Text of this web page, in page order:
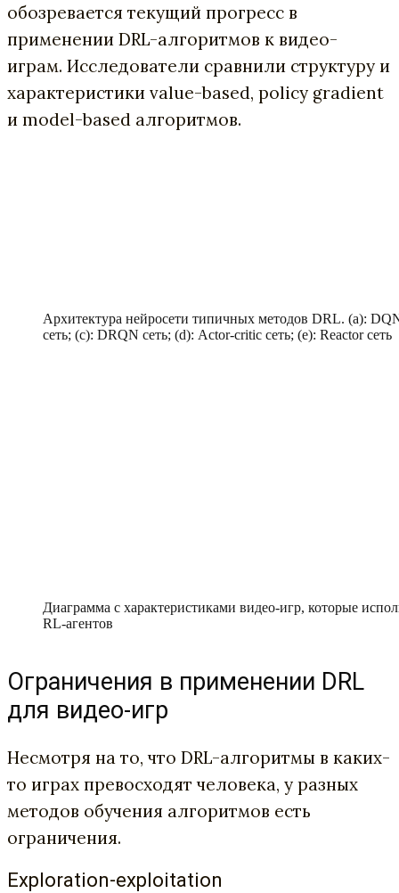
обозревается текущий прогресс в
применении DRL-алгоритмов к видео-
играм. Исследователи сравнили структуру и
характеристики value-based, policy gradient
и model-based алгоритмов.
Архитектура нейросети типичных методов DRL. (a):
сеть; (c): DRQN сеть; (d): Actor-critic сеть; (e): Reactor сеть
Диаграмма с характеристиками видео-игр, которые
RL-агентов
Ограничения в применении DRL
для видео-игр
Несмотря на то, что DRL-алгоритмы в каких-
то играх превосходят человека, у разных
методов обучения алгоритмов есть
ограничения.
Exploration-exploitation